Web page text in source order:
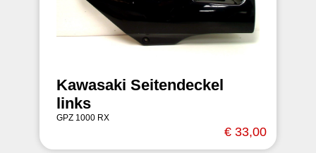
Kawasaki Seitendeckel
links
GPZ 1000 RX
€ 33,00